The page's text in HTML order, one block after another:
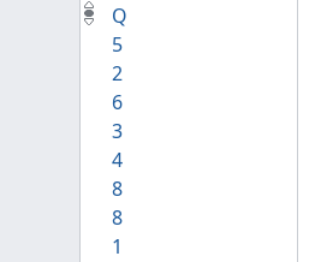
Q
5
2
6
3
4
8
8
1